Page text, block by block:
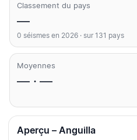
Classement du pays
—
0 séismes en 2026 · sur 131 pays
Moyennes
— · —
Aperçu – Anguilla